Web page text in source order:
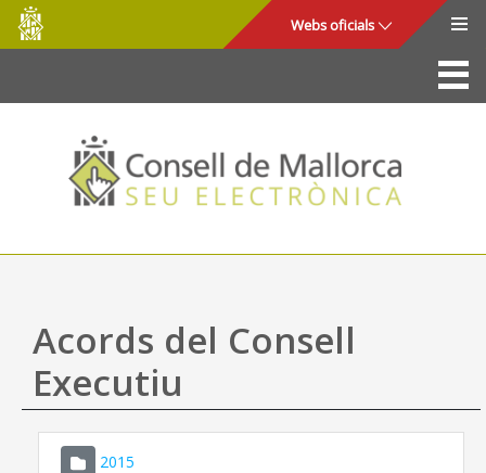
Salta al contingut principal
Consell
de
Mallorca
Webs oficials
La Seu
Consell de Mallorca
Accés i seguretat
Utilitats
Ajuda
Acords del Consell
Executiu
2015